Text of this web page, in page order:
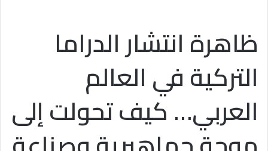
ظاهرة انتشار الدراما
التركية في العالم
العربي… كيف تحولت إلى